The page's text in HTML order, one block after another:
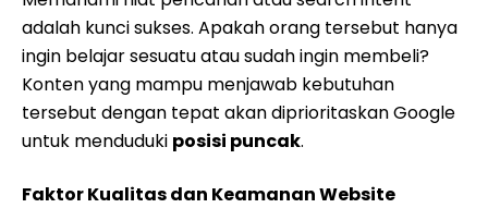
adalah kunci sukses. Apakah orang tersebut hanya
ingin belajar sesuatu atau sudah ingin membeli?
Konten yang mampu menjawab kebutuhan
tersebut dengan tepat akan diprioritaskan Google
untuk menduduki posisi puncak.
Faktor Kualitas dan Keamanan Website